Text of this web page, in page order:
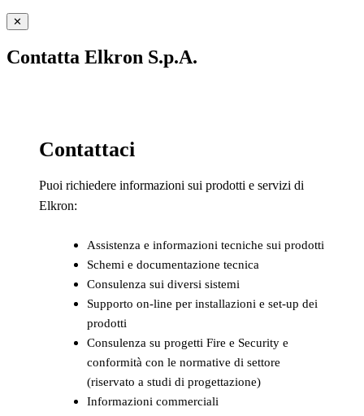
✕
Contatta Elkron S.p.A.
Contattaci
Puoi richiedere informazioni sui prodotti e servizi di
Elkron:
Assistenza e informazioni tecniche sui prodotti
Schemi e documentazione tecnica
Consulenza sui diversi sistemi
Supporto on-line per installazioni e set-up dei
prodotti
Consulenza su progetti Fire e Security e
conformità con le normative di settore
(riservato a studi di progettazione)
Informazioni commerciali